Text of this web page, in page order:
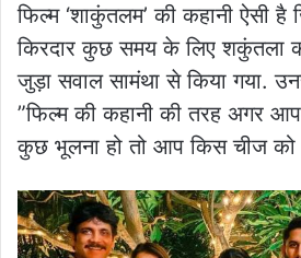
फिल्म ‘शाकुंतलम’ की कहानी ऐसी है
किरदार कुछ समय के लिए शकुंतला
जुड़ा सवाल सामंथा से किया गया.
”फिल्म की कहानी की तरह अगर
कुछ भूलना हो तो आप किस चीज को